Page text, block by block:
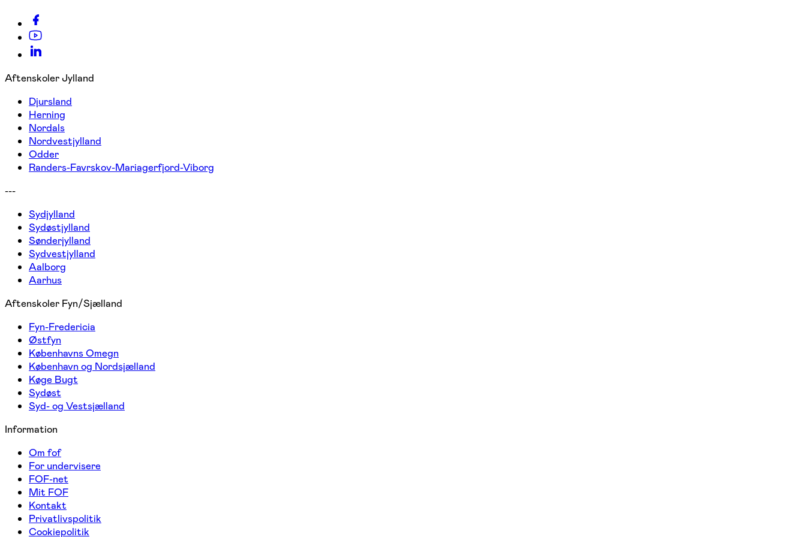
Aftenskoler Jylland
Djursland
Herning
Nordals
Nordvestjylland
Odder
Randers-Favrskov-Mariagerfjord-Viborg
---
Sydjylland
Sydøstjylland
Sønderjylland
Sydvestjylland
Aalborg
Aarhus
Aftenskoler Fyn/Sjælland
Fyn-Fredericia
Østfyn
Københavns Omegn
København og Nordsjælland
Køge Bugt
Sydøst
Syd- og Vestsjælland
Information
Om fof
For undervisere
FOF-net
Mit FOF
Kontakt
Privatlivspolitik
Cookiepolitik